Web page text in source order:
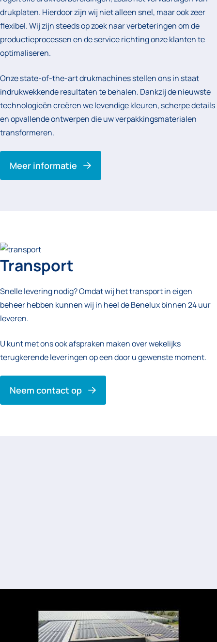
drukplaten. Hierdoor zijn wij niet alleen snel, maar ook zeer
flexibel. Wij zijn steeds op zoek naar verbeteringen om de
productieprocessen en de service richting onze klanten te
optimaliseren.
Onze state-of-the-art drukmachines stellen ons in staat
indrukwekkende resultaten te behalen. Dankzij de nieuwste
technologieën creëren we levendige kleuren, scherpe details
en opvallende ontwerpen die uw verpakkingsmaterialen
transformeren.
Meer informatie
Transport
Snelle levering nodig? Omdat wij het transport in eigen
beheer hebben kunnen wij in heel de Benelux binnen 24 uur
leveren.
U kunt met ons ook afspraken maken over wekelijks
terugkerende leveringen op een door u gewenste moment.
Neem contact op